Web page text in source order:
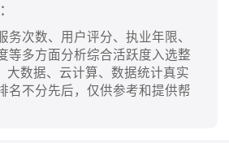
务次数、用户评分、执业年限、
等多方面分析综合活跃度入选整
大数据、云计算、数据统计真实
名不分先后，仅供参考和提供帮